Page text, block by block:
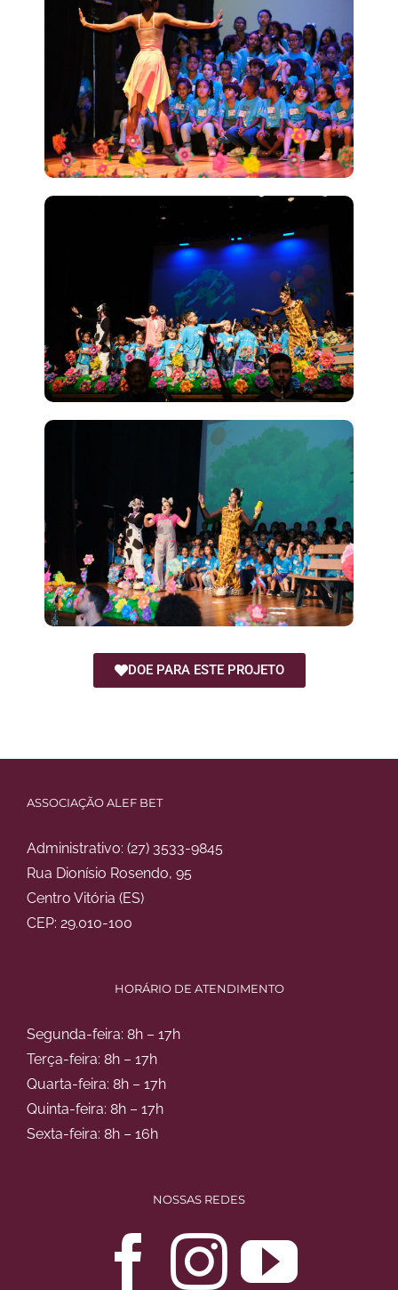
DOE PARA ESTE PROJETO
ASSOCIAÇÃO ALEF BET
Administrativo: (27) 3533-9845
Rua Dionísio Rosendo, 95
Centro Vitória (ES)
CEP: 29.010-100
HORÁRIO DE ATENDIMENTO
Segunda-feira: 8h – 17h
Terça-feira: 8h – 17h
Quarta-feira: 8h – 17h
Quinta-feira: 8h – 17h
Sexta-feira: 8h – 16h
NOSSAS REDES